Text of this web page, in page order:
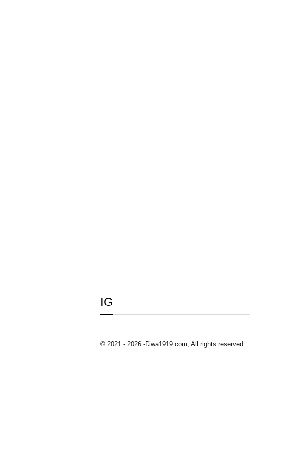
IG
© 2021 - 2026 -Diwa1919.com, All rights reserved.